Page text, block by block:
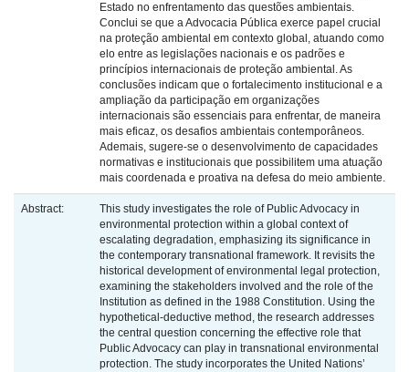
Estado no enfrentamento das questões ambientais.
Conclui se que a Advocacia Pública exerce papel crucial
na proteção ambiental em contexto global, atuando como
elo entre as legislações nacionais e os padrões e
princípios internacionais de proteção ambiental. As
conclusões indicam que o fortalecimento institucional e a
ampliação da participação em organizações
internacionais são essenciais para enfrentar, de maneira
mais eficaz, os desafios ambientais contemporâneos.
Ademais, sugere-se o desenvolvimento de capacidades
normativas e institucionais que possibilitem uma atuação
mais coordenada e proativa na defesa do meio ambiente.
Abstract:
This study investigates the role of Public Advocacy in
environmental protection within a global context of
escalating degradation, emphasizing its significance in
the contemporary transnational framework. It revisits the
historical development of environmental legal protection,
examining the stakeholders involved and the role of the
Institution as defined in the 1988 Constitution. Using the
hypothetical-deductive method, the research addresses
the central question concerning the effective role that
Public Advocacy can play in transnational environmental
protection. The study incorporates the United Nations’